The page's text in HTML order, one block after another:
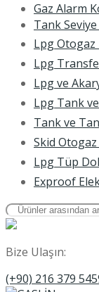
Gaz Alarm
Tank
Lpg Otogaz
Lpg
Lpg ve
Lpg Tank
Tank ve
Skid
Lpg Tüp
Exproof
Bize Ulaşın:
(+90) 216 379